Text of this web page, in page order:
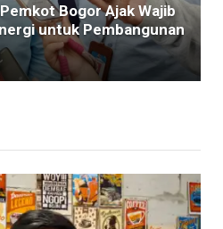
Bogor Ajak Wajib
untuk Pembangunan